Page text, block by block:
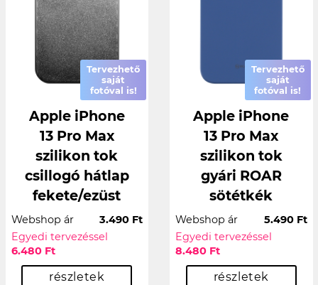
Tervezhető
saját
fotóval is!
Apple iPhone
13 Pro Max
szilikon tok
csillogó hátlap
fekete/ezüst
Webshop ár
3.490 Ft
Egyedi tervezéssel
6.480 Ft
részletek
Tervezhető
saját
fotóval is!
Apple iPhone
13 Pro Max
szilikon tok
gyári ROAR
sötétkék
Webshop ár
5.490 Ft
Egyedi tervezéssel
8.480 Ft
részletek